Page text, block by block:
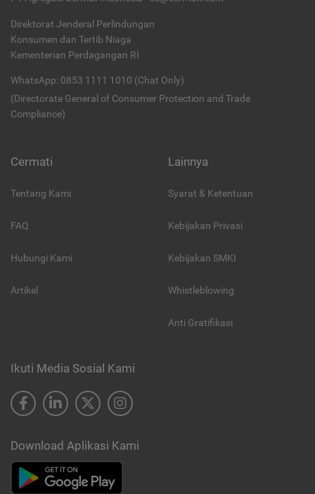
Direktorat Jenderal Perlindungan
Konsumen dan Tertib Niaga
Kementerian Perdagangan RI
WhatsApp: 0853 1111 1010 (Chat Only)
(Directorate General of Consumer Protection and Trade
Compliance)
Cermati
Tentang Kami
FAQ
Hubungi Kami
Artikel
Lainnya
Syarat & Ketentuan
Kebijakan Privasi
Kebijakan SMKI
Whistleblowing
Anti Gratifikasi
Ikuti Media Sosial Kami
Download Aplikasi Kami